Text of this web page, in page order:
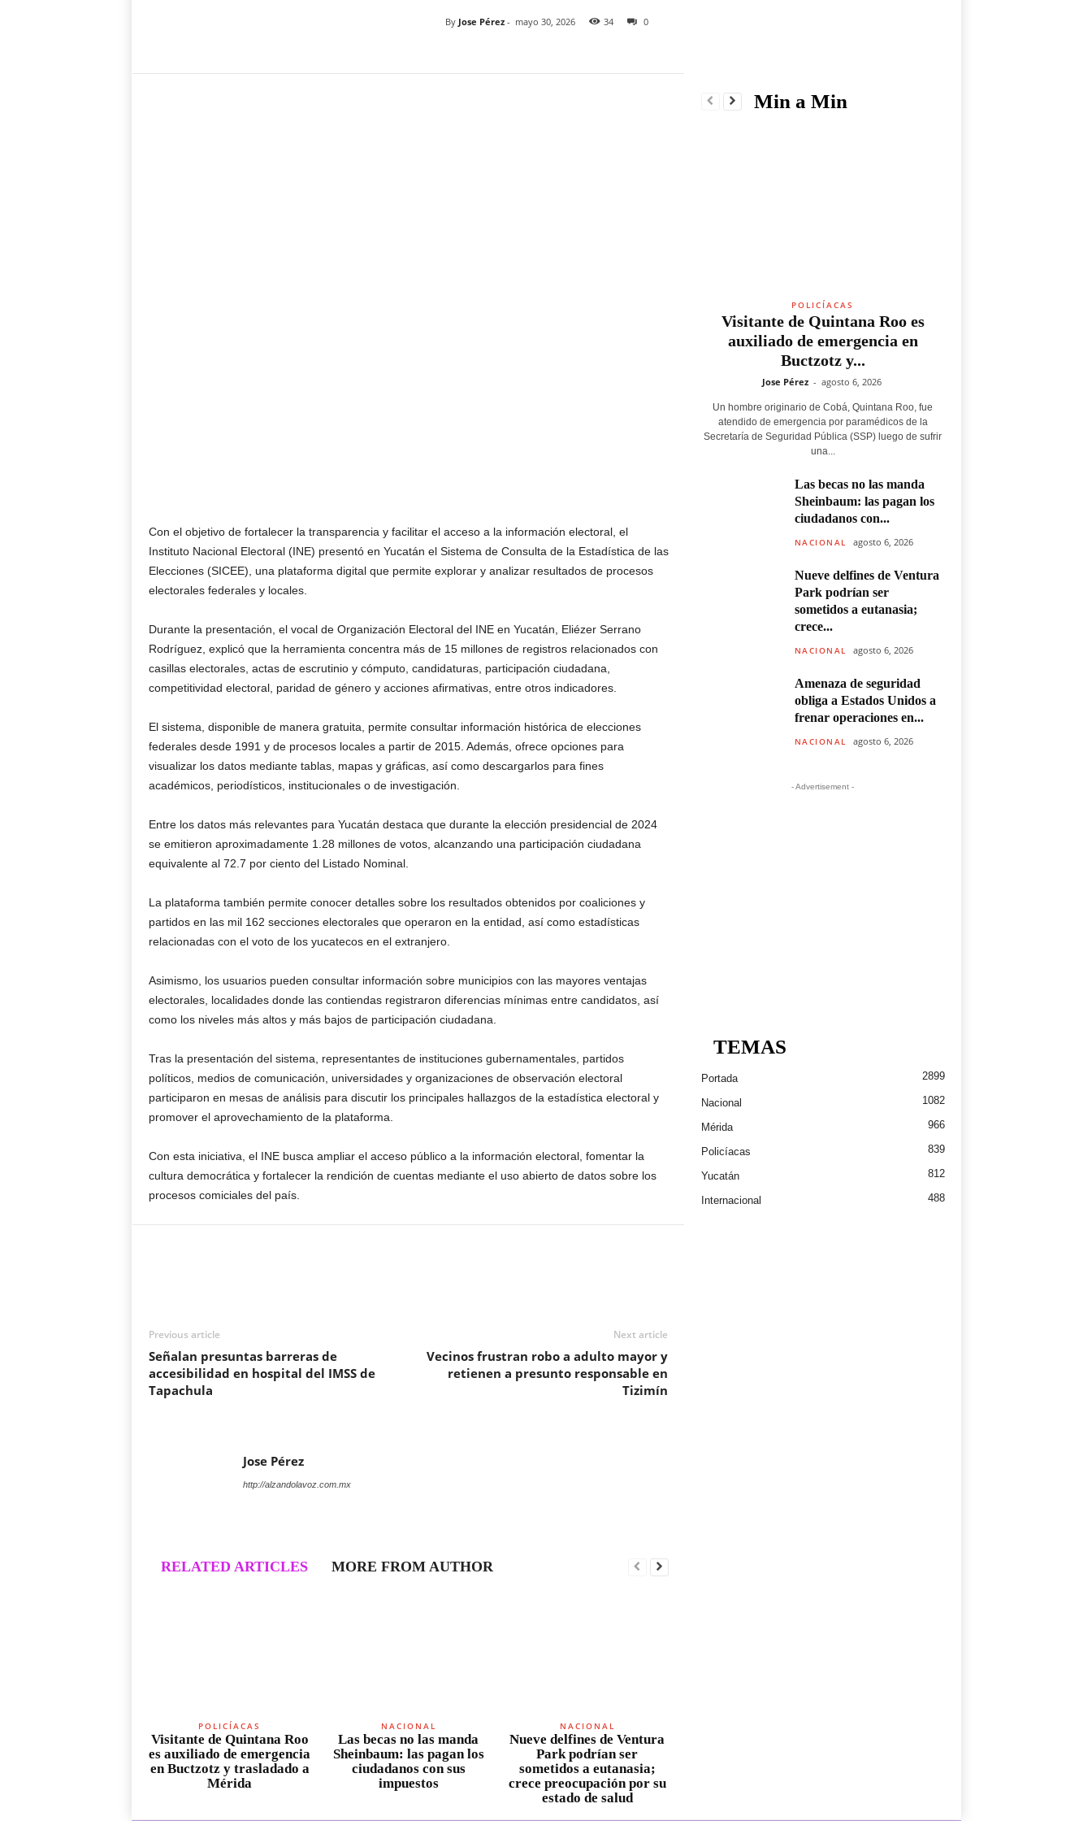
By Jose Pérez- mayo 30, 2026 34 0
Con el objetivo de fortalecer la transparencia y facilitar el acceso a la información electoral, el
Instituto Nacional Electoral (INE) presentó en Yucatán el Sistema de Consulta de la Estadística de las
Elecciones (SICEE), una plataforma digital que permite explorar y analizar resultados de procesos
electorales federales y locales.
Durante la presentación, el vocal de Organización Electoral del INE en Yucatán, Eliézer Serrano
Rodríguez, explicó que la herramienta concentra más de 15 millones de registros relacionados con
casillas electorales, actas de escrutinio y cómputo, candidaturas, participación ciudadana,
competitividad electoral, paridad de género y acciones afirmativas, entre otros indicadores.
El sistema, disponible de manera gratuita, permite consultar información histórica de elecciones
federales desde 1991 y de procesos locales a partir de 2015. Además, ofrece opciones para
visualizar los datos mediante tablas, mapas y gráficas, así como descargarlos para fines
académicos, periodísticos, institucionales o de investigación.
Entre los datos más relevantes para Yucatán destaca que durante la elección presidencial de 2024
se emitieron aproximadamente 1.28 millones de votos, alcanzando una participación ciudadana
equivalente al 72.7 por ciento del Listado Nominal.
La plataforma también permite conocer detalles sobre los resultados obtenidos por coaliciones y
partidos en las mil 162 secciones electorales que operaron en la entidad, así como estadísticas
relacionadas con el voto de los yucatecos en el extranjero.
Asimismo, los usuarios pueden consultar información sobre municipios con las mayores ventajas
electorales, localidades donde las contiendas registraron diferencias mínimas entre candidatos, así
como los niveles más altos y más bajos de participación ciudadana.
Tras la presentación del sistema, representantes de instituciones gubernamentales, partidos
políticos, medios de comunicación, universidades y organizaciones de observación electoral
participaron en mesas de análisis para discutir los principales hallazgos de la estadística electoral y
promover el aprovechamiento de la plataforma.
Con esta iniciativa, el INE busca ampliar el acceso público a la información electoral, fomentar la
cultura democrática y fortalecer la rendición de cuentas mediante el uso abierto de datos sobre los
procesos comiciales del país.
Previous article
Señalan presuntas barreras de
accesibilidad en hospital del IMSS de
Tapachula
Next article
Vecinos frustran robo a adulto mayor y
retienen a presunto responsable en
Tizimín
Jose Pérez
http://alzandolavoz.com.mx
RELATED ARTICLES MORE FROM AUTHOR
POLICÍACAS
Visitante de Quintana Roo
es auxiliado de emergencia
en Buctzotz y trasladado a
Mérida
NACIONAL
Las becas no las manda
Sheinbaum: las pagan los
ciudadanos con sus
impuestos
NACIONAL
Nueve delfines de Ventura
Park podrían ser
sometidos a eutanasia;
crece preocupación por su
estado de salud
Min a Min
POLICÍACAS
Visitante de Quintana Roo es
auxiliado de emergencia en
Buctzotz y...
Jose Pérez - agosto 6, 2026
Un hombre originario de Cobá, Quintana Roo, fue
atendido de emergencia por paramédicos de la
Secretaría de Seguridad Pública (SSP) luego de sufrir
una...
Las becas no las manda
Sheinbaum: las pagan los
ciudadanos con...
NACIONAL agosto 6, 2026
Nueve delfines de Ventura
Park podrían ser
sometidos a eutanasia;
crece...
NACIONAL agosto 6, 2026
Amenaza de seguridad
obliga a Estados Unidos a
frenar operaciones en...
NACIONAL agosto 6, 2026
- Advertisement -
TEMAS
Portada 2899
Nacional 1082
Mérida 966
Policíacas 839
Yucatán 812
Internacional 488